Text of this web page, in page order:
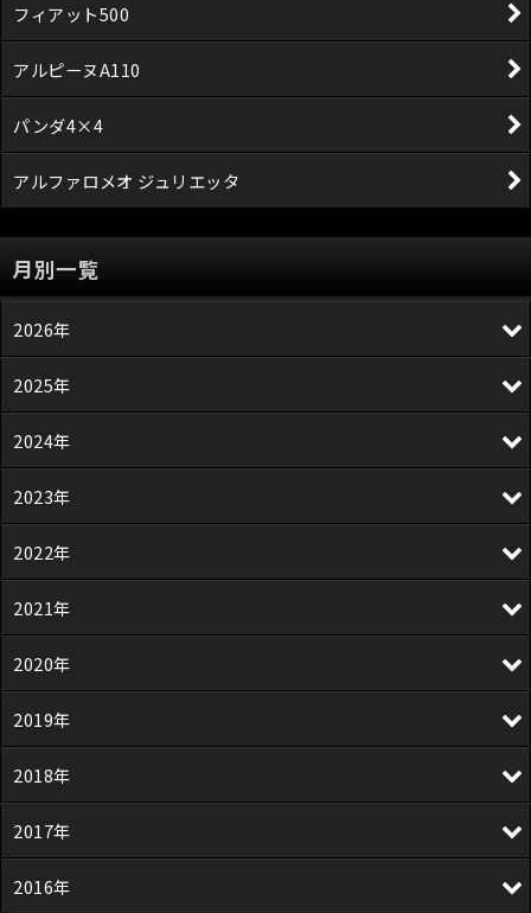
フィアット500
アルピーヌA110
パンダ4×4
アルファロメオ ジュリエッタ
月別一覧
2026年
2025年
2024年
2023年
2022年
2021年
2020年
2019年
2018年
2017年
2016年